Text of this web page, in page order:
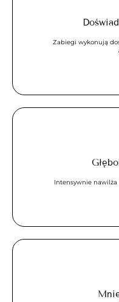
Zabiegi wykonują
Intensywnie nawilża